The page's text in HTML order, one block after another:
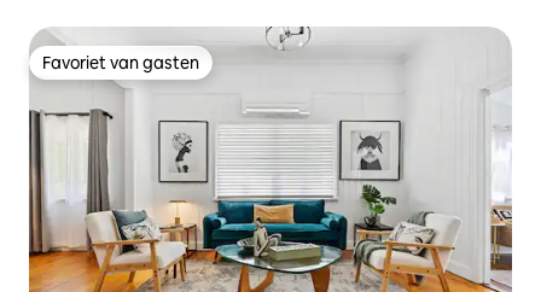
Favoriet van gasten
Favoriet van gasten